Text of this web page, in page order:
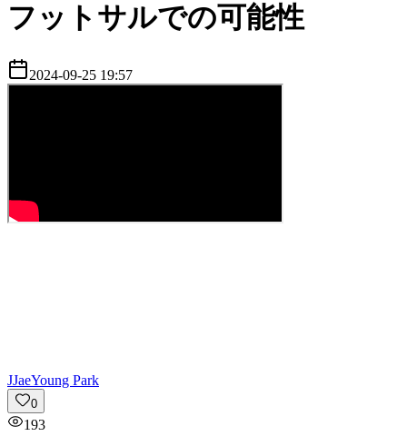
フットサルでの可能性
2024-09-25 19:57
JJaeYoung Park
0
193